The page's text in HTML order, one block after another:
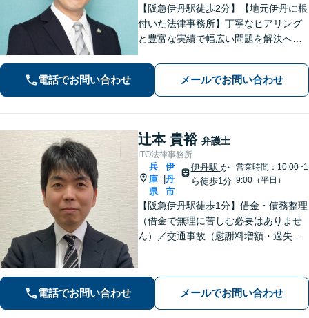
【阪急伊丹駅徒歩2分】【地元伊丹に根
付いた法律事務所】丁寧なヒアリング
と豊富な実績で幅広い問題を解決へ導
請求／面会交流など【相続・遺言】相
続放棄／遺産分割調停など【電話・メ
ール相談初回無料】【休日夜間対応
可】
電話でお問い合わせ メールでお問い合わせ
辻本 貴裕 弁護士
ITO法律事務所
兵
庫
県
伊
丹
市
伊丹駅 か
ら徒歩1分
営業時間：10:00~1
9:00（平日）
【阪急伊丹駅徒歩1分】借金・債務整理
（借金で無理に苦しむ必要はありませ
ん）／交通事故（慰謝料増額・過失割
／刑事事件（被害者側も対応）／相続
／離婚問題など。まずはお気軽にご相
談ください
電話でお問い合わせ メールでお問い合わせ